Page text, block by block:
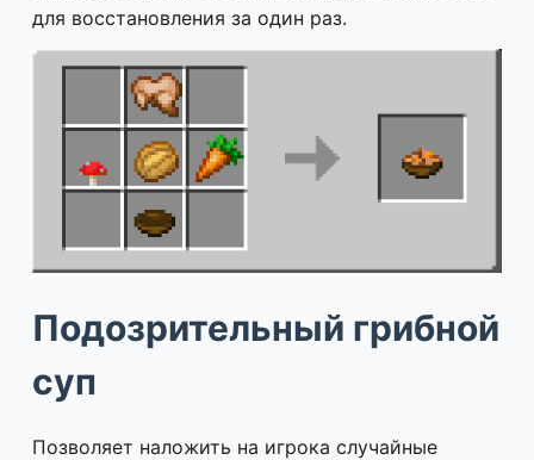
для восстановления за один раз.
Подозрительный грибной
суп
Позволяет наложить на игрока случайные